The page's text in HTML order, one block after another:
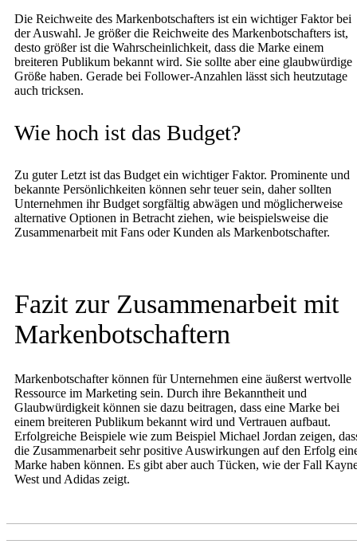
Die Reichweite des Markenbotschafters ist ein wichtiger Faktor bei
der Auswahl. Je größer die Reichweite des Markenbotschafters ist,
desto größer ist die Wahrscheinlichkeit, dass die Marke einem
breiteren Publikum bekannt wird. Sie sollte aber eine glaubwürdige
Größe haben. Gerade bei Follower-Anzahlen lässt sich heutzutage
auch tricksen.
Wie hoch ist das Budget?
Zu guter Letzt ist das Budget ein wichtiger Faktor. Prominente und
bekannte Persönlichkeiten können sehr teuer sein, daher sollten
Unternehmen ihr Budget sorgfältig abwägen und möglicherweise
alternative Optionen in Betracht ziehen, wie beispielsweise die
Zusammenarbeit mit Fans oder Kunden als Markenbotschafter.
Fazit zur Zusammenarbeit mit
Markenbotschaftern
Markenbotschafter können für Unternehmen eine äußerst wertvolle
Ressource im Marketing sein. Durch ihre Bekanntheit und
Glaubwürdigkeit können sie dazu beitragen, dass eine Marke bei
einem breiteren Publikum bekannt wird und Vertrauen aufbaut.
Erfolgreiche Beispiele wie zum Beispiel Michael Jordan zeigen,
die Zusammenarbeit sehr positive Auswirkungen auf den Erfolg
Marke haben können. Es gibt aber auch Tücken, wie der Fall
West und Adidas zeigt.